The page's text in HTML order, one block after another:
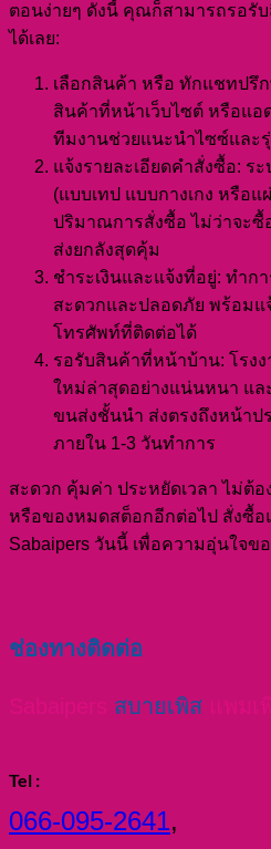
ตอนง่ายๆ ดังนี้ คุณก็สามารถรอ
ได้เลย:
เลือกสินค้า หรือ ทักแชทปรึ
สินค้าที่หน้าเว็บไซต์ หรือแอ
ทีมงานช่วยแนะนำไซซ์และ
แจ้งรายละเอียดคำสั่งซื้อ: ร
(แบบเทป แบบกางเกง หรือ
ปริมาณการสั่งซื้อ ไม่ว่าจะซื้
ส่งยกลังสุดคุ้ม
ชำระเงินและแจ้งที่อยู่: ทำก
สะดวกและปลอดภัย พร้อมแ
โทรศัพท์ที่ติดต่อได้
รอรับสินค้าที่หน้าบ้าน: โรง
ใหม่ล่าสุดอย่างแน่นหนา แ
ขนส่งชั้นนำ ส่งตรงถึงหน้า
ภายใน 1-3 วันทำการ
สะดวก คุ้มค่า ประหยัดเวลา ไม่ต้
หรือของหมดสต็อกอีกต่อไป สั่งซื้อ
Sabaipers วันนี้ เพื่อความอุ่นใจ
ช่องทางติดต่อ
สบายเพิส
Tel :
066-095-2641,